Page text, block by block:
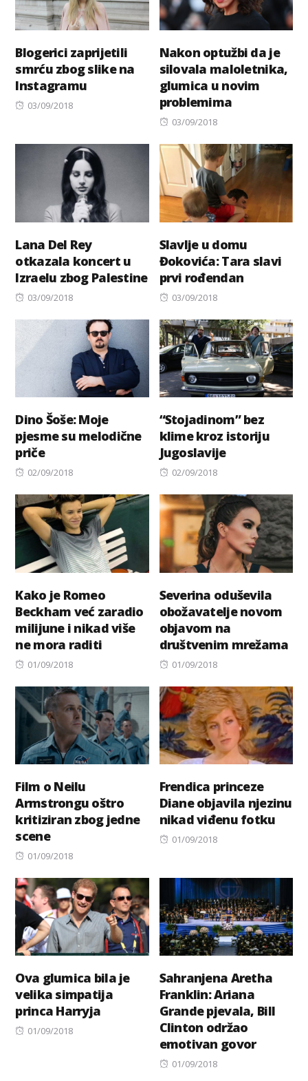
Blogerici zaprijetili
smrću zbog slike na
Instagramu
Posted
03/09/2018
Nakon optužbi da je
silovala maloletnika,
glumica u novim
problemima
Posted
03/09/2018
Lana Del Rey
otkazala koncert u
Izraelu zbog Palestine
Posted
03/09/2018
Slavlje u domu
Đokovića: Tara slavi
prvi rođendan
Posted
03/09/2018
Dino Šoše: Moje
pjesme su melodične
priče
Posted
02/09/2018
“Stojadinom” bez
klime kroz istoriju
Jugoslavije
Posted
02/09/2018
Kako je Romeo
Beckham već zaradio
milijune i nikad više
ne mora raditi
Posted
01/09/2018
Severina oduševila
obožavatelje novom
objavom na
društvenim mrežama
Posted
01/09/2018
Film o Neilu
Armstrongu oštro
kritiziran zbog jedne
scene
Posted
01/09/2018
Frendica princeze
Diane objavila njezinu
nikad viđenu fotku
Posted
01/09/2018
Ova glumica bila je
velika simpatija
princa Harryja
Posted
01/09/2018
Sahranjena Aretha
Franklin: Ariana
Grande pjevala, Bill
Clinton održao
emotivan govor
Posted
01/09/2018